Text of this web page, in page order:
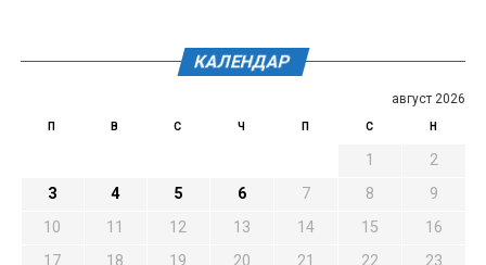
КАЛЕНДАР
август 2026
П В С Ч П С Н
1
2
3
4 5 6 7 8
9
10
11 12 13 14 15
16
17
18 19 20 21 22 23